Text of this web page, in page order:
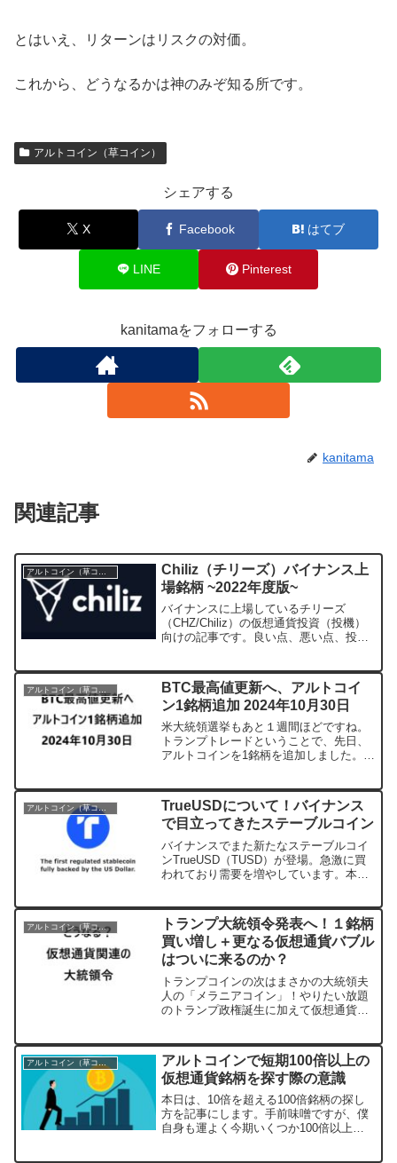
とはいえ、リターンはリスクの対価。
これから、どうなるかは神のみぞ知る所です。
アルトコイン（草コイン）
シェアする
X Facebook はてブ
LINE Pinterest
kanitamaをフォローする
kanitama
関連記事
Chiliz（チリーズ）バイナンス上
場銘柄 ~2022年度版~
バイナンスに上場しているチリーズ
（CHZ/Chiliz）の仮想通貨投資（投機）
向けの記事です。良い点、悪い点、投資
くまでもその時点の記事であることはご
理解下さい。...
アルトコイン（草コイン）
BTC最高値更新へ、アルトコイ
ン1銘柄追加 2024年10月30日
米大統領選挙もあと１週間ほどですね。
トランプトレードということで、先日、
アルトコインを1銘柄を追加しました。米
達した73,777ドルの最高値に迫ろうとし
てい...
アルトコイン（草コイン）
TrueUSDについて！バイナンス
で目立ってきたステーブルコイン
バイナンスでまた新たなステーブルコイ
ンTrueUSD（TUSD）が登場。急激に買
われており需要を増やしています。本日
TrueUSDは、アメリカドルに完全に裏付
けられた最...
アルトコイン（草コイン）
トランプ大統領令発表へ！１銘柄
買い増し＋更なる仮想通貨バブル
はついに来るのか？
トランプコインの次はまさかの大統領夫
人の「メラニアコイン」！やりたい放題
のトランプ政権誕生に加えて仮想通貨バ
落してくれたので１銘柄追加した報告と
共に僕の見解を記事にしま...
アルトコイン（草コイン）
アルトコインで短期100倍以上の
仮想通貨銘柄を探す際の意識
本日は、10倍を超える100倍銘柄の探し
方を記事にします。手前味噌ですが、僕
自身も運よく今期いくつか100倍以上で